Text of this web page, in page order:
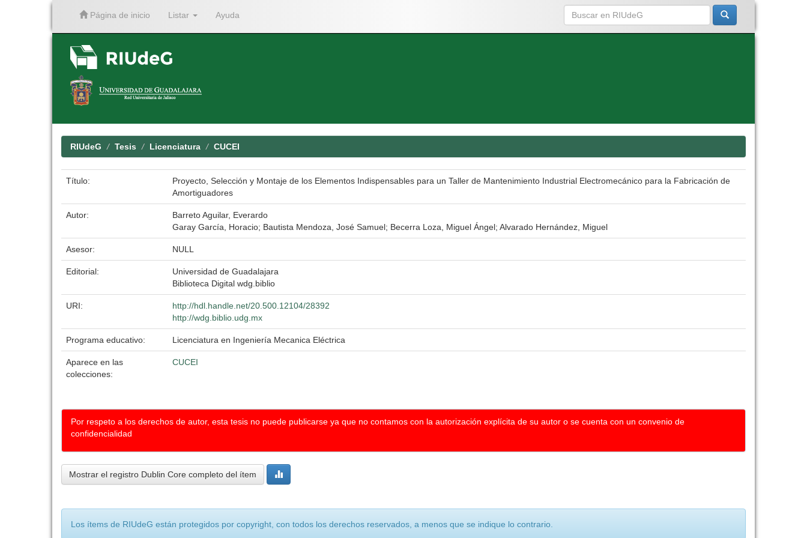
Página de inicio Listar Ayuda
RIUdeG Tesis Licenciatura CUCEI
Título:
Proyecto, Selección y Montaje de los Elementos Indispensables para un Taller de Mantenimiento Industrial Electromecánico para la Fabricación de
Amortiguadores
Autor:
Barreto Aguilar, Everardo
Garay García, Horacio; Bautista Mendoza, José Samuel; Becerra Loza, Miguel Ángel; Alvarado Hernández, Miguel
Asesor: NULL
Editorial:
Universidad de Guadalajara
Biblioteca Digital wdg.biblio
URI:
http://hdl.handle.net/20.500.12104/28392
http://wdg.biblio.udg.mx
Programa educativo: Licenciatura en Ingeniería Mecanica Eléctrica
Aparece en las
colecciones:
CUCEI
Por respeto a los derechos de autor, esta tesis no puede publicarse ya que no contamos con la autorización explícita de su autor o se cuenta con un convenio de
confidencialidad
Mostrar el registro Dublin Core completo del ítem
Los ítems de RIUdeG están protegidos por copyright, con todos los derechos reservados, a menos que se indique lo contrario.